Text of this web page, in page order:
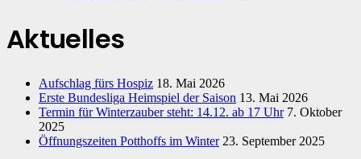
Aktuelles
Aufschlag fürs Hospiz 18. Mai 2026
Erste Bundesliga Heimspiel der Saison 13. Mai 2026
Termin für Winterzauber steht: 14.12. ab 17 Uhr 7. Oktober
2025
Öffnungszeiten Potthoffs im Winter 23. September 2025